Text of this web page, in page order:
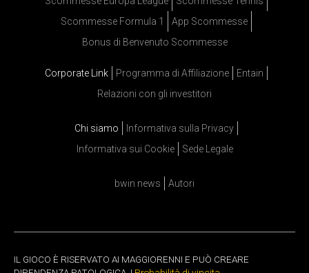
Scommesse Formula 1
App Scommesse
Bonus di Benvenuto Scommesse
Corporate Link Programma di Affiliazione
Entain
Relazioni con gli investitori
Chi siamo
Informativa sulla Privacy
Informativa sui Cookie
Sede Legale
bwin news Autori
IL GIOCO È RISERVATO AI MAGGIORENNI E PUÒ CREARE